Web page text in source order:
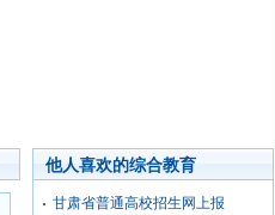
他人喜欢的综合教育
甘肃省普通高校招生网上报